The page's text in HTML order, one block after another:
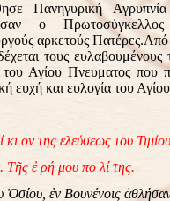
Πανηγυρική
ο
αρκετούς
τους
του Αγίου Πνευματος που
ευχή και ευλογία του
κι ον της ελεύσεως του
Τῆς ἐ ρή μου πο λί της.
Ὁσίου, ἐν Βουνένοις